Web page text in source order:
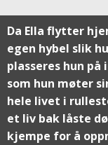
Da Ella flytter
egen hybel slik
plasseres hun
som hun møter
hele livet i
et liv bak låste
kjempe for å